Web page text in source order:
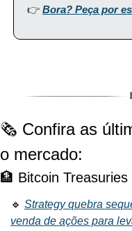
👉 Bora? Peça por
🗞️ Confira as
o mercado:
🏦 Bitcoin Treasuries
🔹 Strategy quebra
venda de ações para